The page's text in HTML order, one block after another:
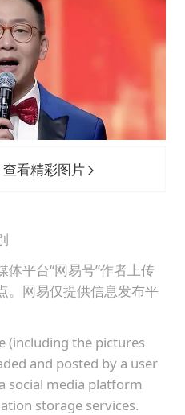
看精彩图片
平台“网易号”作者上传
。网易仅提供信息发布平
(including the pictures
and posted by a user
social media platform
storage services.